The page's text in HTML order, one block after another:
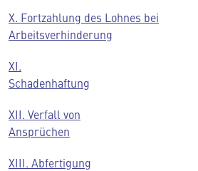
X. Fortzahlung des Lohnes bei
Arbeitsverhinderung
XI.
Schadenhaftung
XII. Verfall von
Ansprüchen
XIII. Abfertigung